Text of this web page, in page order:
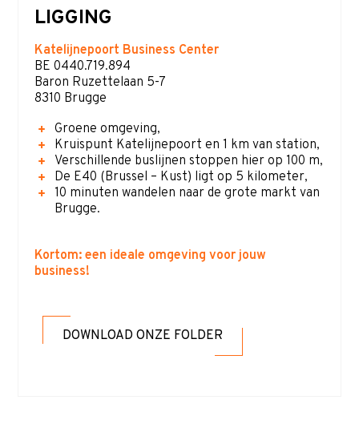
LIGGING
Katelijnepoort Business Center
BE 0440.719.894
Baron Ruzettelaan 5-7
8310 Brugge
Groene omgeving,
Kruispunt Katelijnepoort en 1 km van station,
Verschillende buslijnen stoppen hier op 100 m,
De E40 (Brussel – Kust) ligt op 5 kilometer,
10 minuten wandelen naar de grote markt van
Brugge.
Kortom: een ideale omgeving voor jouw
business!
DOWNLOAD ONZE FOLDER